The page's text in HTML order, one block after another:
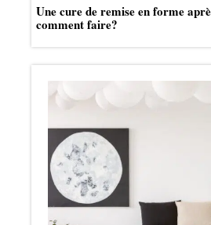
Une cure de remise en forme
comment faire?